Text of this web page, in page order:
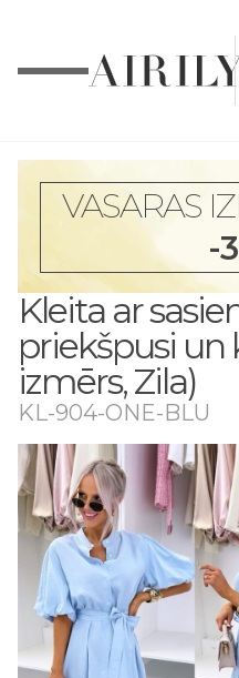
VASARAS
-
Kleita ar
priekšpusi un
izmērs, Zila)
KL-904-ONE-BLU